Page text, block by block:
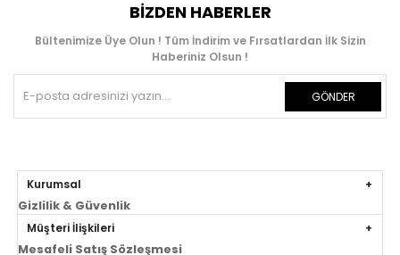
BIZDEN HABERLER
Bültenimize Üye Olun ! Tüm İndirim ve Fırsatlardan İlk Sizin
Haberiniz Olsun !
GÖNDER
Kurumsal
Gizlilik & Güvenlik
Müşteri İlişkileri
Mesafeli Satış Sözleşmesi